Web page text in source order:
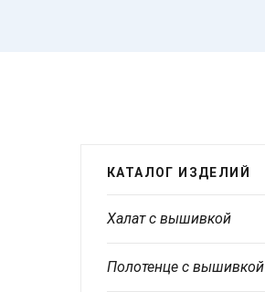
КАТАЛОГ ИЗДЕЛИЙ
Халат с вышивкой
Полотенце с вышивкой